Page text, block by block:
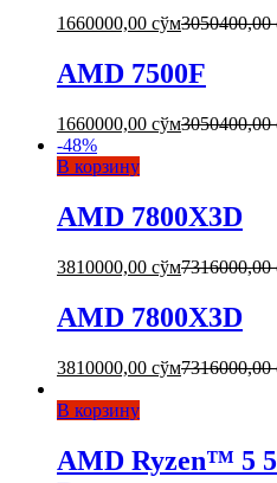
1660000,00 сўм3050400,00
AMD 7500F
1660000,00 сўм3050400,00
-48%
В корзину
AMD 7800X3D
3810000,00 сўм7316000,00
AMD 7800X3D
3810000,00 сўм7316000,00
В корзину
AMD Ryzen™ 5